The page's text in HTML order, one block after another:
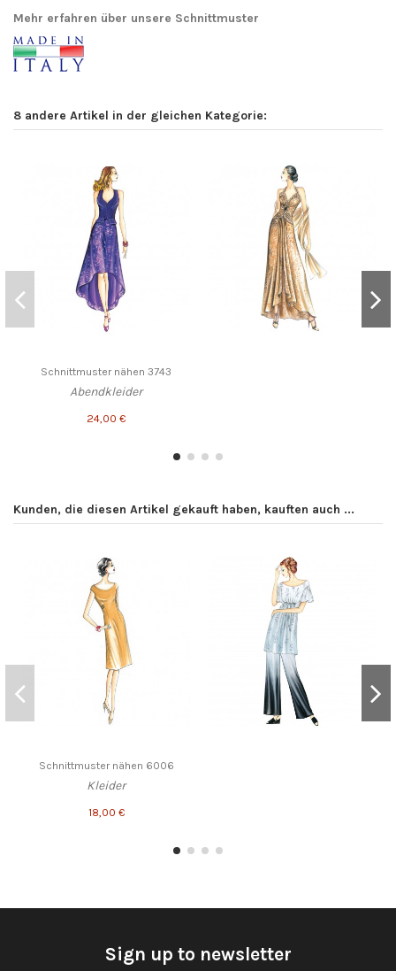
Mehr erfahren über unsere Schnittmuster
8 andere Artikel in der gleichen Kategorie:
Schnittmuster nähen 3743
Abendkleider
24,00 €
Kunden, die diesen Artikel gekauft haben, kauften auch ...
Schnittmuster nähen 6006
Kleider
18,00 €
Sign up to newsletter